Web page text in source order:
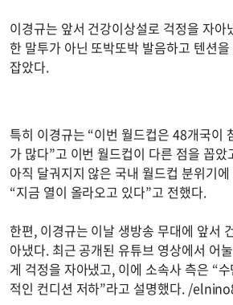
이경규는 앞서 건강이상설로 걱정을 자아
한 말투가 아닌 또박또박 발음하고 텐션
잡았다.
특히 이경규는 “이번 월드컵은 48개국이
가 많다”고 이번 월드컵이 다른 점을 꼽
아직 달궈지지 않은 국내 월드컵 분위기
“지금 열이 올라오고 있다”고 전했다.
한편, 이경규는 이날 생방송 무대에 앞서
아냈다. 최근 공개된 유튜브 영상에서 어
게 걱정을 자아냈고, 이에 소속사 측은 “
적인 컨디션 저하”라고 설명했다. /